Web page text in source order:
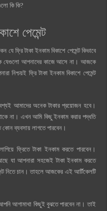
কি কি?
পেমেন্ট
যে ফ্রি টাকা ইনকাম বিকাশে পেমেন্ট কিভাবে
যেগুলো আপনাদের কাজে আসে না। আজকে
নিশ্চয়ই ফ্রি টাকা ইনকাম বিকাশে পেমেন্ট
আমাদের অনেক টাকার প্রয়োজন হবে।
না। এখন আমি কিছু ইনকাম করার পদ্ধতি
কোন ব্যবসায় লাগতে পারবেন।
ফ্রিতে টাকা ইনকাম করতে পারবেন।
যা আপনারা সহজেই টাকা ইনকাম করতে
নিতে চান। তাহলে আজকের এই আর্টিকেলটি
আগামাথা কিছুই বুঝতে পারবেন না। তাই